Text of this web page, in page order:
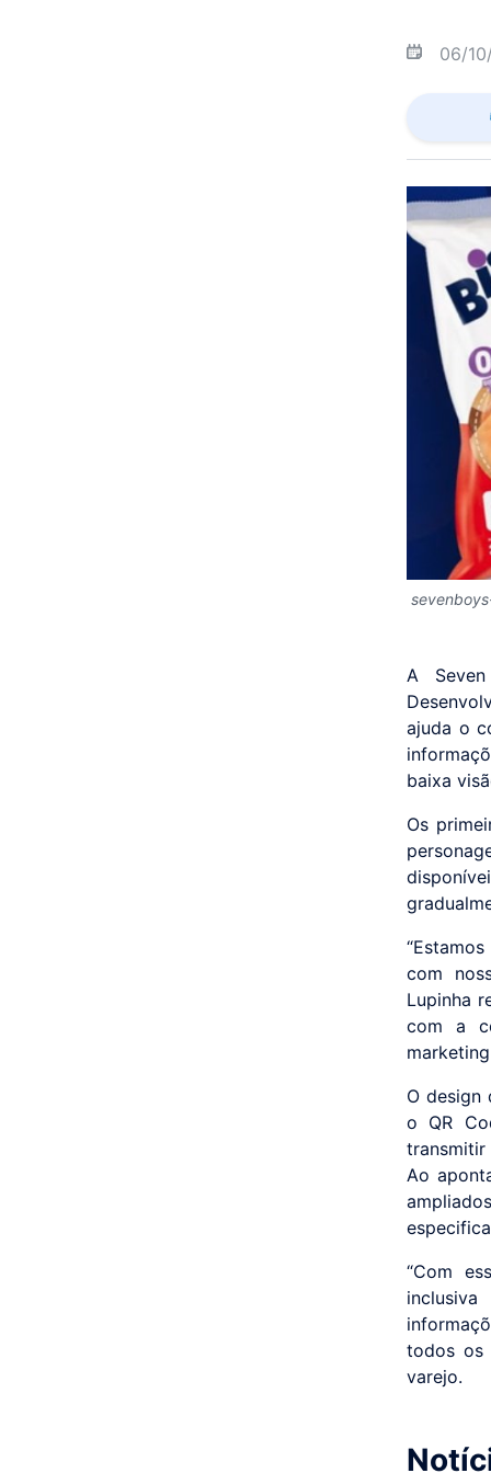
06/
A
ajuda o
baixa
Os
com
Lupinha
com a
O design
o QR
Ao
“Com
todos os
varejo.